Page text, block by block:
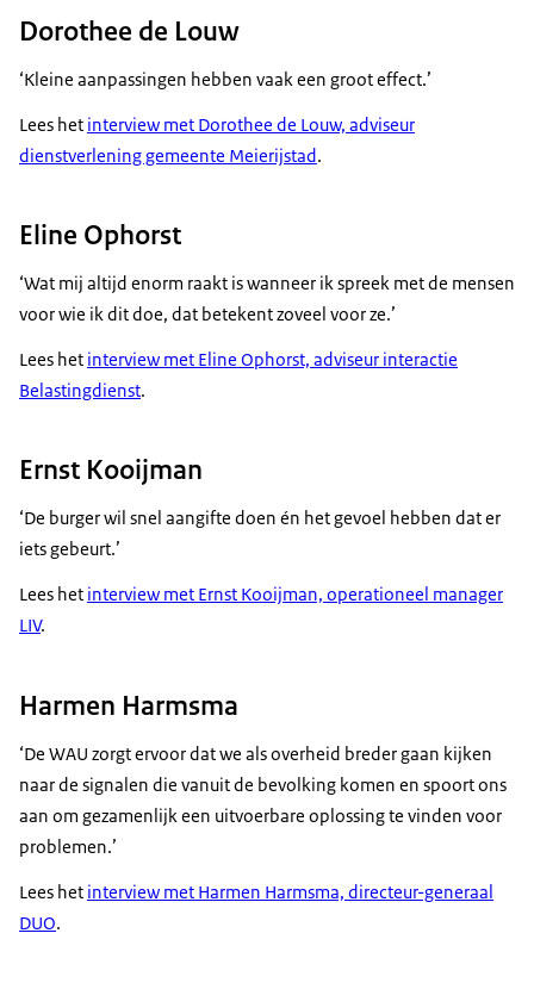
Dorothee de Louw
‘Kleine aanpassingen hebben vaak een groot effect.’
Lees het interview met Dorothee de Louw, adviseur
dienstverlening gemeente Meierijstad.
Eline Ophorst
‘Wat mij altijd enorm raakt is wanneer ik spreek met de mensen
voor wie ik dit doe, dat betekent zoveel voor ze.’
Lees het interview met Eline Ophorst, adviseur interactie
Belastingdienst.
Ernst Kooijman
‘De burger wil snel aangifte doen én het gevoel hebben dat er
iets gebeurt.’
Lees het interview met Ernst Kooijman, operationeel manager
LIV.
Harmen Harmsma
‘De WAU zorgt ervoor dat we als overheid breder gaan kijken
naar de signalen die vanuit de bevolking komen en spoort ons
aan om gezamenlijk een uitvoerbare oplossing te vinden voor
problemen.’
Lees het interview met Harmen Harmsma, directeur-generaal
DUO.